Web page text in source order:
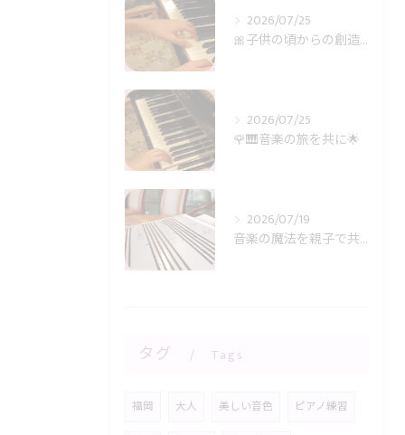
2026/07/25
🎀子供の頃からの創造力に感謝🎹✨
2026/07/25
🌹🎹音楽の旅を共に🌟
2026/07/19
音楽の魔法を親子で共有🎶
タグ Tags
福岡 大人 美しい音色 ピアノ練習